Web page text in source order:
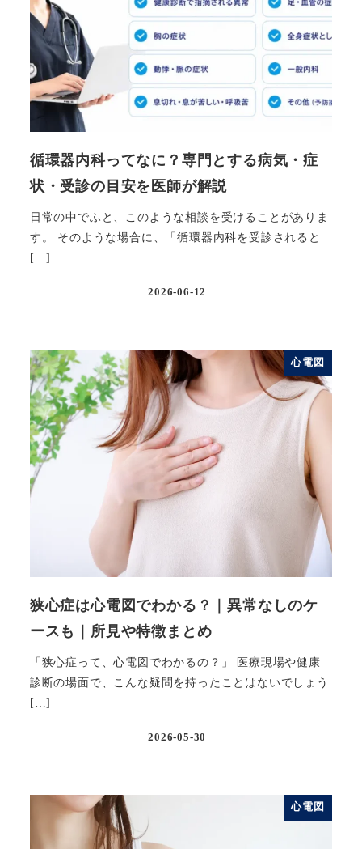
循環器内科ってなに？専門とする病気・症
状・受診の目安を医師が解説
日常の中でふと、このような相談を受けることがありま
す。 そのような場合に、「循環器内科を受診されると
[…]
2026-06-12
心電図
狭心症は心電図でわかる？｜異常なしのケ
ースも｜所見や特徴まとめ
「狭心症って、心電図でわかるの？」 医療現場や健康
診断の場面で、こんな疑問を持ったことはないでしょう
[…]
2026-05-30
心電図